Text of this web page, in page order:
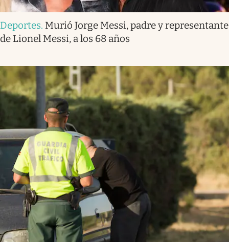
Deportes. Murió Jorge Messi, padre y representante
de Lionel Messi, a los 68 años